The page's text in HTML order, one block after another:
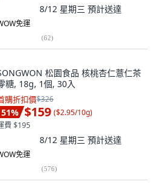
8/12 星期三 預計送達
免運
(62)
松園食品 核桃杏仁薏仁茶
糖, 18g, 1個, 30入
購折扣價$326
51% $159 ($2.95/10g)
費 $195
8/12 星期三 預計送達
免運
(576)